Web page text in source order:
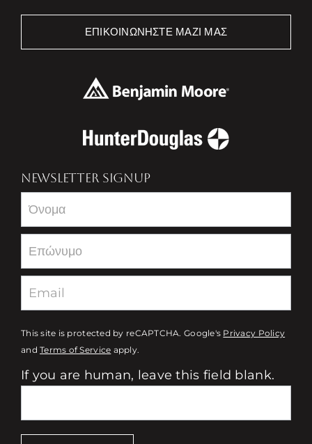
ΕΠΙΚΟΙΝΩΝΉΣΤΕ ΜΑΖΊ ΜΑΣ
NEWSLETTER SIGNUP
Newsletter
This site is protected by reCAPTCHA. Google's Privacy Policy
andTerms of Service apply.
If you are human, leave this field blank.